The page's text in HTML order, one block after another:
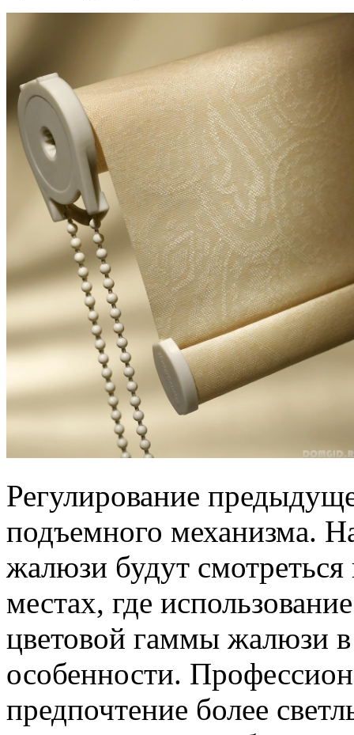
Регулирование
подъемного механизма.
жалюзи будут
местах, где
цветовой гаммы жалюзи
особенности.
предпочтение более